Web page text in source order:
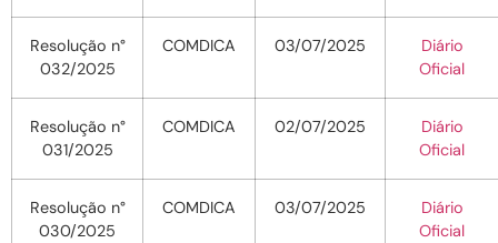
Resolução n°
032/2025
COMDICA 03/07/2025
Diário
Oficial
Resolução n°
031/2025
COMDICA 02/07/2025
Diário
Oficial
Resolução n°
030/2025
COMDICA 03/07/2025
Diário
Oficial